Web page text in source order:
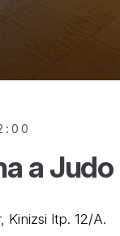
a
Kinizsi ltp. 12/A.